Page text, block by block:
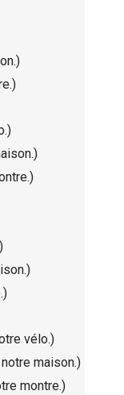
vélo.)
maison.)
montre.)